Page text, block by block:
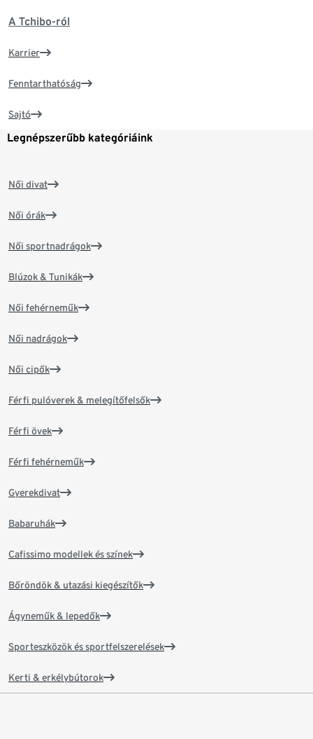
A Tchibo-ról
Karrier
Fenntarthatóság
Sajtó
Legnépszerűbb kategóriáink
Női divat
Női órák
Női sportnadrágok
Blúzok & Tunikák
Női fehérneműk
Női nadrágok
Női cipők
Férfi pulóverek & melegítőfelsők
Férfi övek
Férfi fehérneműk
Gyerekdivat
Babaruhák
Cafissimo modellek és színek
Bőröndök & utazási kiegészítők
Ágyneműk & lepedők
Sporteszközök és sportfelszerelések
Kerti & erkélybútorok